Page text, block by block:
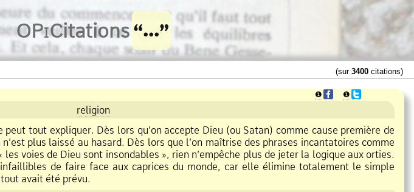
OPiCitations
(sur 3400 citations)
❶ ❶
religion
tout expliquer. Dès lors qu’on accepte Dieu (ou Satan) comme cause première de
plus laissé au hasard. Dès lors que l’on maîtrise des phrases incantatoires comme
voies de Dieu sont insondables », rien n’empêche plus de jeter la logique aux orties.
de faire face aux caprices du monde, car elle élimine totalement le simple
avait été prévu.